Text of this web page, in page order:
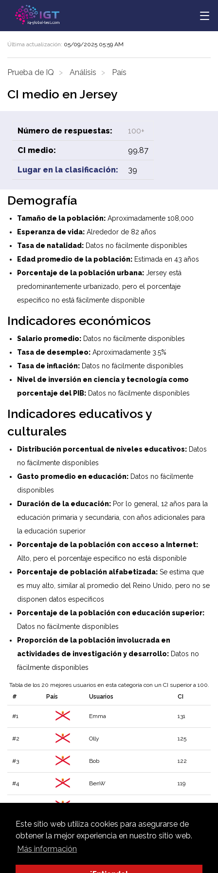
Este sitio web utiliza cookies para asegurarse de
obtener la mejor experiencia en nuestro sitio web.
Más información
Última actualización: 05/09/2025 05:59 AM
Prueba de IQ Análisis País
CI medio en Jersey
Número de respuestas: 100+
CI medio: 99.87
Lugar en la clasificación: 39
Demografía
Tamaño de la población: Aproximadamente 108,000
Esperanza de vida: Alrededor de 82 años
Tasa de natalidad: Datos no fácilmente disponibles
Edad promedio de la población: Estimada en 43 años
Porcentaje de la población urbana: Jersey está
predominantemente urbanizado, pero el porcentaje
específico no está fácilmente disponible
Indicadores económicos
Salario promedio: Datos no fácilmente disponibles
Tasa de desempleo: Aproximadamente 3.5%
Tasa de inflación: Datos no fácilmente disponibles
Nivel de inversión en ciencia y tecnología como
porcentaje del PIB: Datos no fácilmente disponibles
Indicadores educativos y
culturales
Distribución porcentual de niveles educativos: Datos
no fácilmente disponibles
Gasto promedio en educación: Datos no fácilmente
disponibles
Duración de la educación: Por lo general, 12 años para la
educación primaria y secundaria, con años adicionales para
la educación superior
Porcentaje de la población con acceso a Internet:
Alto, pero el porcentaje específico no está disponible
Porcentaje de población alfabetizada: Se estima que
es muy alto, similar al promedio del Reino Unido, pero no se
disponen datos específicos
Porcentaje de la población con educación superior:
Datos no fácilmente disponibles
Proporción de la población involucrada en
actividades de investigación y desarrollo: Datos no
fácilmente disponibles
Tabla de los 20 mejores usuarios en esta categoría con un CI superior a 100.
#
País Usuarios CI
#1 Emma 131
#2 Olly 125
#3 Bob 122
#4 BenW 119
#6 Matthew 112
#7